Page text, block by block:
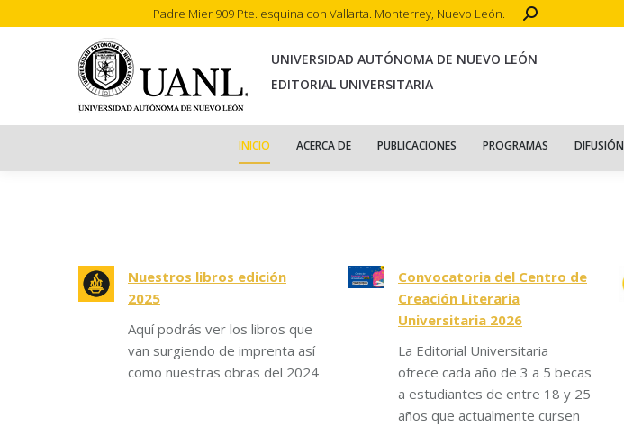
Padre Mier 909 Pte. esquina con Vallarta. Monterrey, Nuevo León. Search:
UNIVERSIDAD AUTÓNOMA DE NUEVO LEÓN
EDITORIAL UNIVERSITARIA
INICIO ACERCA DE PUBLICACIONES PROGRAMAS DIFUSIÓN
Nuestros libros edición
2025
Aquí podrás ver los libros que
van surgiendo de imprenta así
como nuestras obras del 2024
Convocatoria del Centro de
Creación Literaria
Universitaria 2026
La Editorial Universitaria
ofrece cada año de 3 a 5 becas
a estudiantes de entre 18 y 25
años que actualmente cursen
INICIO ACERCA DE PUBLICACIONES